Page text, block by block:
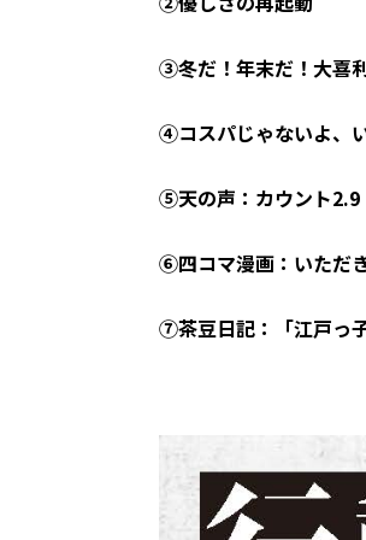
③冬だ！年末だ！大喜
④コスパじゃないよ、
⑤天の声：カウント2.9
⑥四コマ漫画：いただ
⑦茶豆日記：「江戸っ